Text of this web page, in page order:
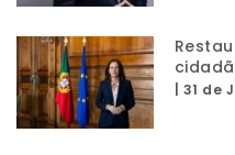
31 de